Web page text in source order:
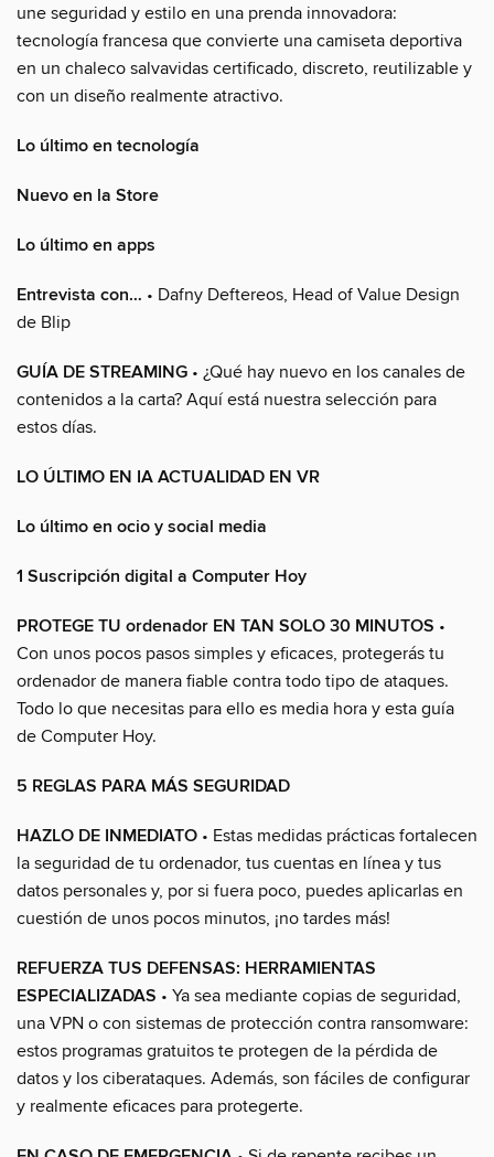
une seguridad y estilo en una prenda innovadora:
tecnología francesa que convierte una camiseta deportiva
en un chaleco salvavidas certificado, discreto, reutilizable y
con un diseño realmente atractivo.
Lo último en tecnología
Nuevo en la Store
Lo último en apps
Entrevista con… • Dafny Deftereos, Head of Value Design
de Blip
GUÍA DE STREAMING • ¿Qué hay nuevo en los canales de
contenidos a la carta? Aquí está nuestra selección para
estos días.
LO ÚLTIMO EN IA ACTUALIDAD EN VR
Lo último en ocio y social media
1 Suscripción digital a Computer Hoy
PROTEGE TU ordenador EN TAN SOLO 30 MINUTOS •
Con unos pocos pasos simples y eficaces, protegerás tu
ordenador de manera fiable contra todo tipo de ataques.
Todo lo que necesitas para ello es media hora y esta guía
de Computer Hoy.
5 REGLAS PARA MÁS SEGURIDAD
HAZLO DE INMEDIATO • Estas medidas prácticas fortalecen
la seguridad de tu ordenador, tus cuentas en línea y tus
datos personales y, por si fuera poco, puedes aplicarlas en
cuestión de unos pocos minutos, ¡no tardes más!
REFUERZA TUS DEFENSAS: HERRAMIENTAS
ESPECIALIZADAS • Ya sea mediante copias de seguridad,
una VPN o con sistemas de protección contra ransomware:
estos programas gratuitos te protegen de la pérdida de
datos y los ciberataques. Además, son fáciles de configurar
y realmente eficaces para protegerte.